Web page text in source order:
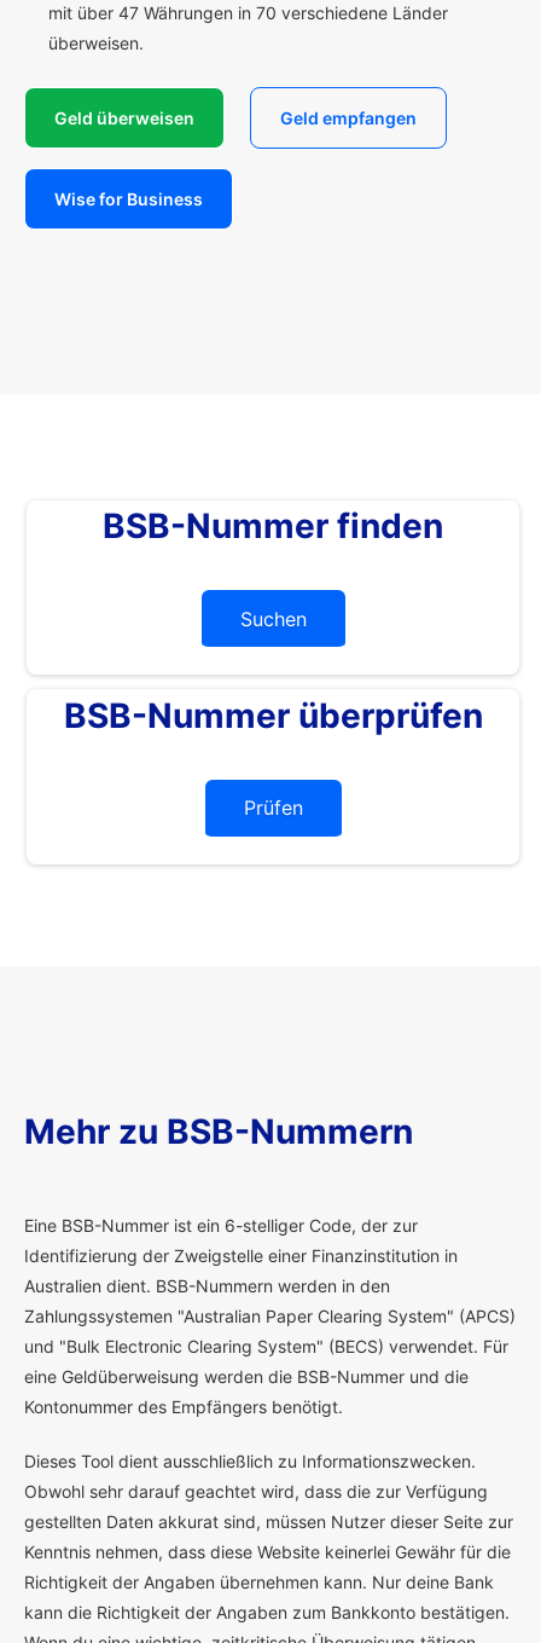
mit über 47 Währungen in 70 verschiedene Länder
überweisen.
Geld überweisen Geld empfangen
Wise for Business
BSB-Nummer finden
Suchen
BSB-Nummer überprüfen
Prüfen
Mehr zu BSB-Nummern
Eine BSB-Nummer ist ein 6-stelliger Code, der zur
Identifizierung der Zweigstelle einer Finanzinstitution in
Australien dient. BSB-Nummern werden in den
Zahlungssystemen "Australian Paper Clearing System" (APCS)
und "Bulk Electronic Clearing System" (BECS) verwendet. Für
eine Geldüberweisung werden die BSB-Nummer und die
Kontonummer des Empfängers benötigt.
Dieses Tool dient ausschließlich zu Informationszwecken.
Obwohl sehr darauf geachtet wird, dass die zur Verfügung
gestellten Daten akkurat sind, müssen Nutzer dieser Seite zur
Kenntnis nehmen, dass diese Website keinerlei Gewähr für die
Richtigkeit der Angaben übernehmen kann. Nur deine Bank
kann die Richtigkeit der Angaben zum Bankkonto bestätigen.